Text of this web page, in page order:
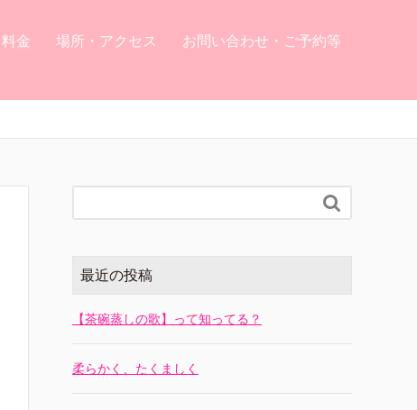
料金 場所・アクセス お問い合わせ・ご予約等

最近の投稿
【茶碗蒸しの歌】って知ってる？
柔らかく、たくましく